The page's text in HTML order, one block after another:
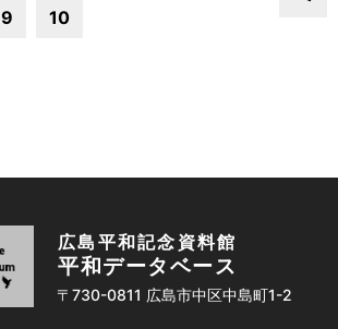
9 10
広島平和記念資料館
平和データベース
〒730-0811 広島市中区中島町1-2